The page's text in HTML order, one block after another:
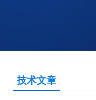
技术文章